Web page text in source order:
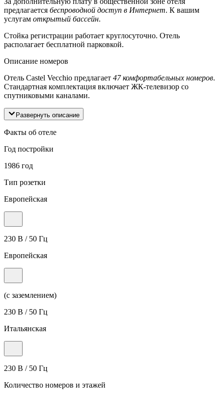
предлагается беспроводной доступ в Интернет. К вашим
услугам открытый бассейн.
Стойка регистрации работает круглосуточно. Отель
располагает бесплатной парковкой.
Описание номеров
Отель Castel Vecchio предлагает 47 комфортабельных номеров.
Стандартная комплектация включает ЖК-телевизор со
спутниковыми каналами.
Развернуть описание
Факты об отеле
Год постройки
1986 год
Тип розетки
Европейская
230 В / 50 Гц
Европейская
(с заземлением)
230 В / 50 Гц
Итальянская
230 В / 50 Гц
Количество номеров и этажей